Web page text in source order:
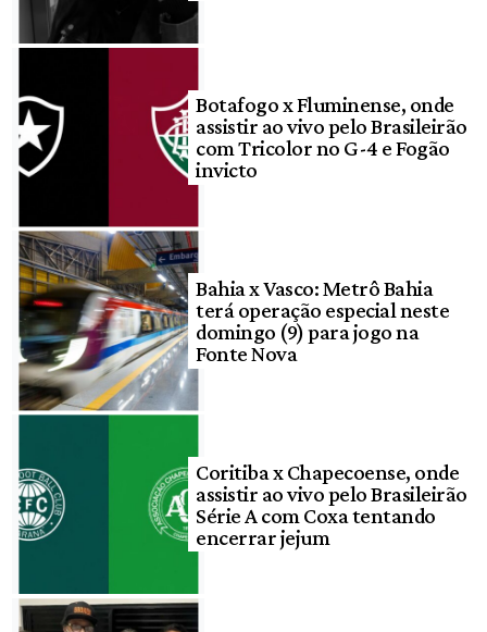
Botafogo x Fluminense, onde
assistir ao vivo pelo Brasileirão
com Tricolor no G-4 e Fogão
invicto
Bahia x Vasco: Metrô Bahia
terá operação especial neste
domingo (9) para jogo na
Fonte Nova
Coritiba x Chapecoense, onde
assistir ao vivo pelo Brasileirão
Série A com Coxa tentando
encerrar jejum